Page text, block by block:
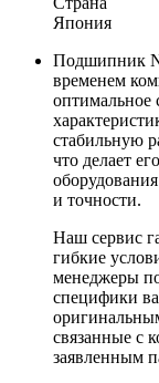
Япония
Подшипник
временем
оптимальное
стабильную
что делает
и точности.
Наш сервис
гибкие
менеджеры
специфики
связанные с
заявленным